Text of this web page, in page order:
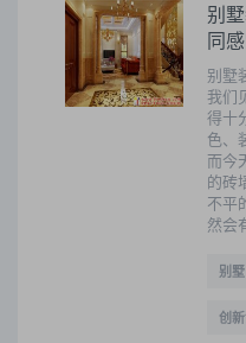
别
同
别墅
我们
得十
色、
而今
的砖
不平
然会
别墅
创